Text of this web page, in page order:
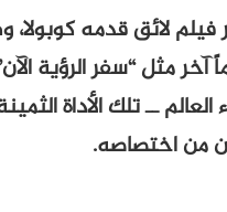
لائق قدمه كوبولا،
مثل “سفر الرؤية
بناء العالم ــ تلك
من اختصاصه.